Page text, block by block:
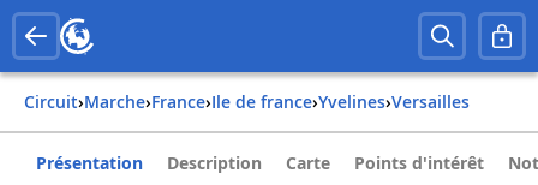
Circuit› Marche› france› ile de france› yvelines› versailles
Présentation Description Carte Points d'intérêt